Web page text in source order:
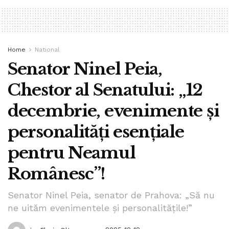
Home National
Senator Ninel Peia,
Chestor al Senatului: „12
decembrie, evenimente și
personalități esențiale
pentru Neamul
Românesc”!
Senator Ninel Peia, senator de Prahova: „Să nu
ne uităm evenimentele și personalitățile!”